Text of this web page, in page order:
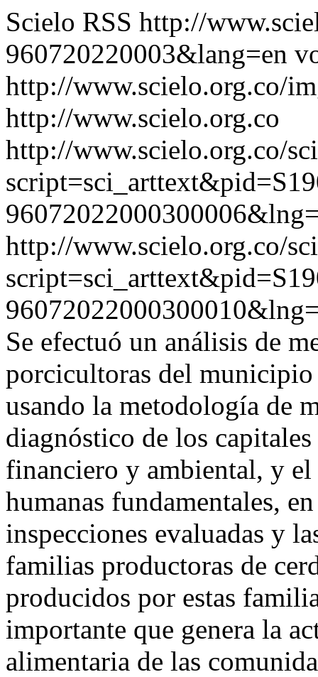
Scielo RSS http://
960720220003&lang=en
http://www.scielo.org.co/
http://www.scielo.org.co
http://www.scielo.org.co/
http://www.scielo.org.co/
Se efectuó un análisis de
porcicultoras del
usando la metodología de
diagnóstico de los
financiero y ambiental, y el
humanas fundamentales,
inspecciones evaluadas y
familias productoras de
producidos por estas
importante que genera la
alimentaria de las